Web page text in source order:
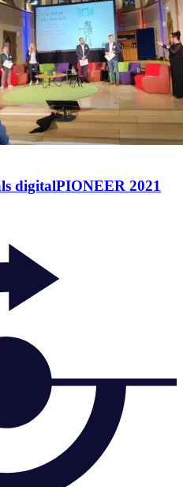
digitalPIONEER 2021